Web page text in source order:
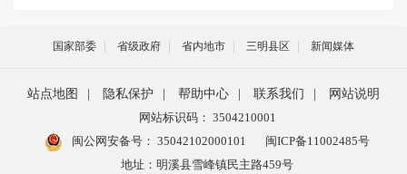
国家部委 省级政府 省内地市 三明县区 新闻媒体
站点地图 隐私保护 帮助中心 联系我们
网站说明
网站标识码： 3504210001
闽公网安备号： 35042102000101
闽ICP备11002485号
地址：明溪县雪峰镇民主路459号